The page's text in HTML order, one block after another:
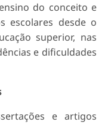
do conceito e
escolares desde o
superior, nas
e dificuldades
e artigos